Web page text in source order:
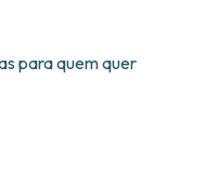
para quem quer